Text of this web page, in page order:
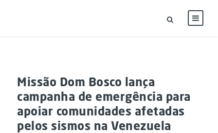
Missão Dom Bosco lança
campanha de emergência para
apoiar comunidades afetadas
pelos sismos na Venezuela